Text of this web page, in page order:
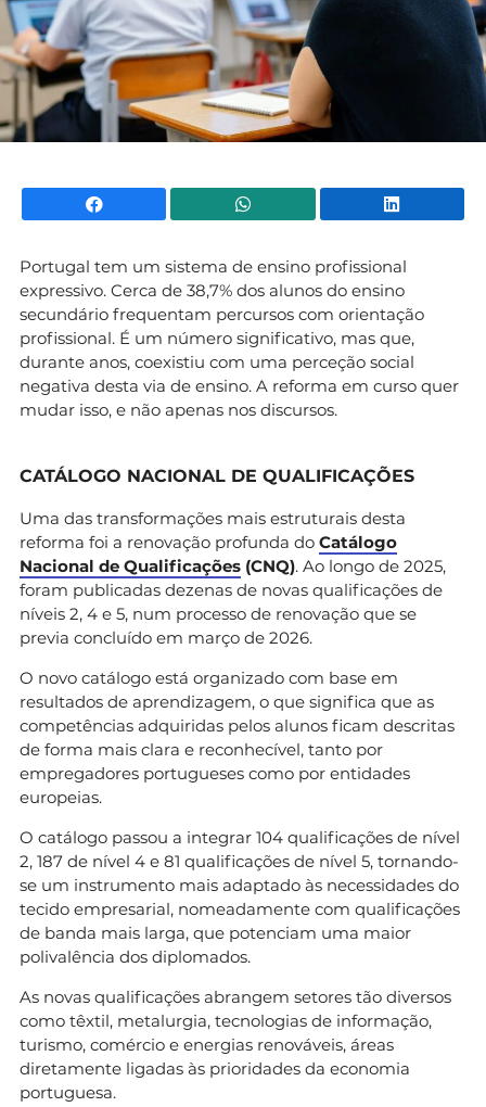
Facebook WhatsApp
Portugal tem um sistema de ensino profissional
expressivo. Cerca de 38,7% dos alunos do ensino
secundário frequentam percursos com orientação
profissional. É um número significativo, mas que,
durante anos, coexistiu com uma perceção social
negativa desta via de ensino. A reforma em curso quer
mudar isso, e não apenas nos discursos.
CATÁLOGO NACIONAL DE QUALIFICAÇÕES
Uma das transformações mais estruturais desta
reforma foi a renovação profunda do Catálogo
Nacional de Qualificações (CNQ). Ao longo de 2025,
foram publicadas dezenas de novas qualificações de
níveis 2, 4 e 5, num processo de renovação que se
previa concluído em março de 2026.
O novo catálogo está organizado com base em
resultados de aprendizagem, o que significa que as
competências adquiridas pelos alunos ficam descritas
de forma mais clara e reconhecível, tanto por
empregadores portugueses como por entidades
europeias.
O catálogo passou a integrar 104 qualificações de nível
2, 187 de nível 4 e 81 qualificações de nível 5, tornando-
se um instrumento mais adaptado às necessidades do
tecido empresarial, nomeadamente com qualificações
de banda mais larga, que potenciam uma maior
polivalência dos diplomados.
As novas qualificações abrangem setores tão diversos
como têxtil, metalurgia, tecnologias de informação,
turismo, comércio e energias renováveis, áreas
diretamente ligadas às prioridades da economia
portuguesa.